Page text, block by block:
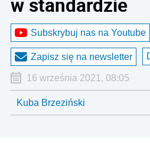
Subskrybuj nas na Youtube
Zapisz się na newsletter
16 września 2021, 08:05
Kuba Brzeziński